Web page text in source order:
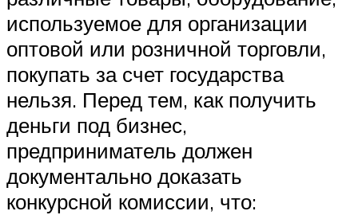
используемое для организации
оптовой или розничной торговли,
покупать за счет государства
нельзя. Перед тем, как получить
деньги под бизнес,
предприниматель должен
документально доказать
конкурсной комиссии, что: